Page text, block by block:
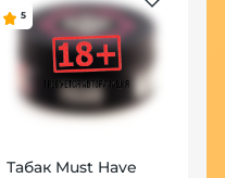
5
Табак Must Have